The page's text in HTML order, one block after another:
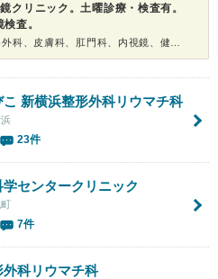
クリニック。土曜診療・検査有。
査。
新横浜整形外科リウマチ科
23件
センタークリニック
7件
外科リウマチ科